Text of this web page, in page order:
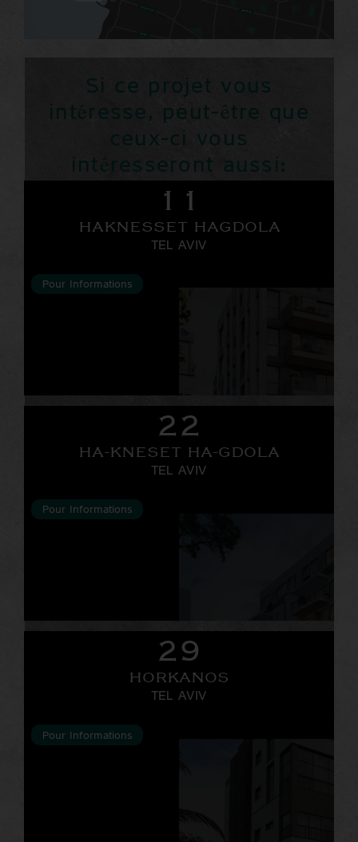
Si ce projet vous
intéresse, peut-être que
ceux-ci vous
intéresseront aussi:
11
HAKNESSET HAGDOLA
TEL AVIV
Pour Informations
22
HA-KNESET HA-GDOLA
TEL AVIV
Pour Informations
29
HORKANOS
TEL AVIV
Pour Informations